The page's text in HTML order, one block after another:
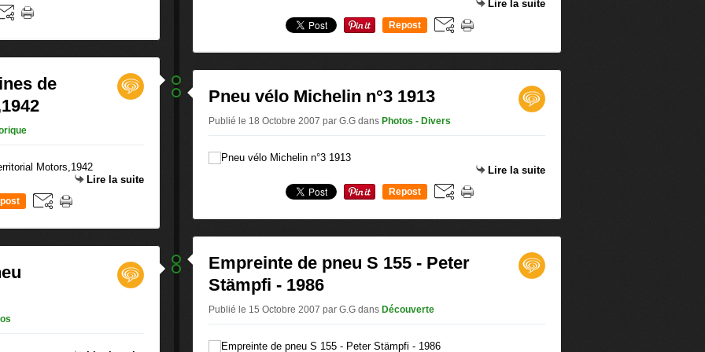
de
Lire la suite
Lire la suite
Repost
Pneu vélo Michelin n°3 1913
Publié le 18 Octobre 2007 par G.G dans Photos - Divers
Lire la suite
Repost
Empreinte de pneu S 155 - Peter
Stämpfi - 1986
Publié le 15 Octobre 2007 par G.G dans Découverte